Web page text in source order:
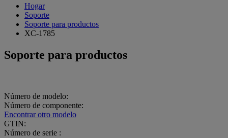
Hogar
Soporte
Soporte para productos
XC-1785
Soporte para productos
Número de modelo:
Número de componente:
Encontrar otro modelo
GTIN:
Número de serie :